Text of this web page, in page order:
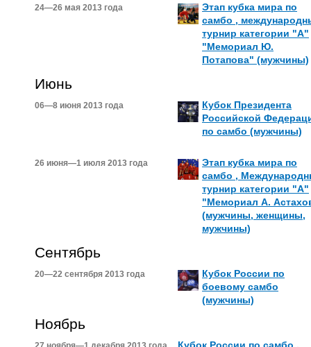
24—26 мая 2013 года
Этап кубка мира по
самбо ,
турнир категории "А"
"Мемориал Ю.
Потапова" (мужчины)
Июнь
06—8 июня 2013 года
Кубок Президента
Российской
по самбо (мужчины)
26 июня—1 июля 2013 года
Этап кубка мира по
самбо ,
турнир категории "А"
"Мемориал А.
(мужчины, женщины,
мужчины)
Сентябрь
20—22 сентября 2013 года
Кубок России по
боевому самбо
(мужчины)
Ноябрь
Кубок России по самбо ,